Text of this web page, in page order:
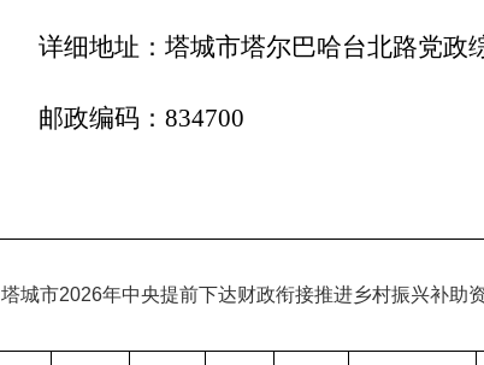
详细地址：塔城市塔尔巴哈台北路党政
邮政编码： 834700
塔城市2026年中央提前下达财政衔接推进乡村振兴补助